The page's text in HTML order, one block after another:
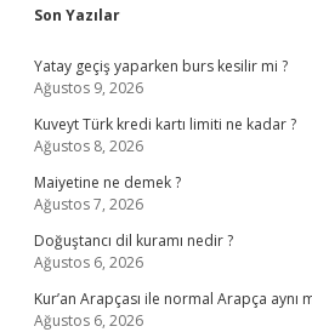
Sidebar
Son Yazılar
Yatay geçiş yaparken burs kesilir mi ?
Ağustos 9, 2026
Kuveyt Türk kredi kartı limiti ne kadar ?
Ağustos 8, 2026
Maiyetine ne demek ?
Ağustos 7, 2026
Doğuştancı dil kuramı nedir ?
Ağustos 6, 2026
Kur’an Arapçası ile normal Arapça aynı
Ağustos 6, 2026